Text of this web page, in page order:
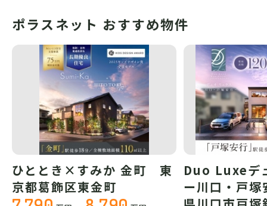
ポラスネット おすすめ物件
ひととき×すみか 金町 東
京都葛飾区東金町
Duo Luxeデ
ー川口・戸